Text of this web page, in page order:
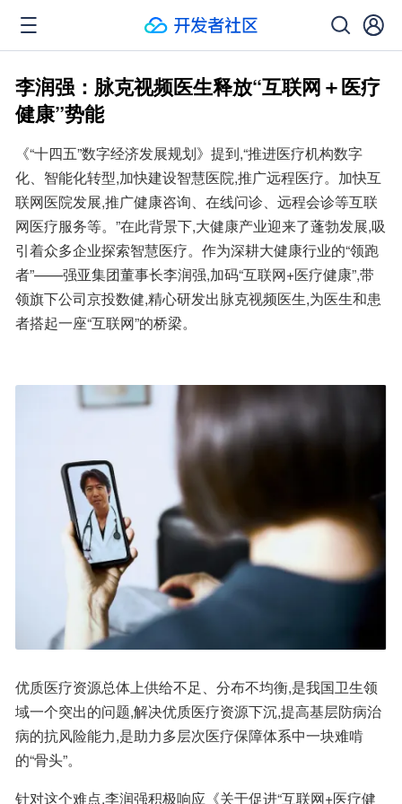
李润强：脉克视频医生释放“互联网＋医疗
健康”势能
《“十四五”数字经济发展规划》提到,“推进医疗机构数字
化、智能化转型,加快建设智慧医院,推广远程医疗。加快互
联网医院发展,推广健康咨询、在线问诊、远程会诊等互联
网医疗服务等。”在此背景下,大健康产业迎来了蓬勃发展,吸
引着众多企业探索智慧医疗。作为深耕大健康行业的“领跑
者”——强亚集团董事长李润强,加码“互联网+医疗健康”,带
领旗下公司京投数健,精心研发出脉克视频医生,为医生和患
者搭起一座“互联网”的桥梁。
优质医疗资源总体上供给不足、分布不均衡,是我国卫生领
域一个突出的问题,解决优质医疗资源下沉,提高基层防病治
病的抗风险能力,是助力多层次医疗保障体系中一块难啃
的“骨头”。
针对这个难点,李润强积极响应《关于促进“互联网+医疗健